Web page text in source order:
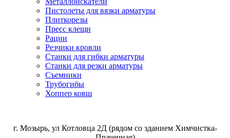
Пистолеты для вязки арматуры
Плиткорезы
Пресс клещи
Рации
Резчики кровли
Станки для гибки арматуры
Станки для резки арматуры
Съемники
Трубогибы
Хоппер ковш
г. Мозырь, ул Котловца 2Д (рядом со зданием Химчистка-